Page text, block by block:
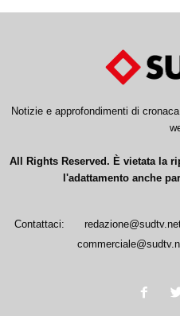
Notizie e approfondimenti di
All Rights Reserved. È vietata la
l'adattamento anche
Contattaci: